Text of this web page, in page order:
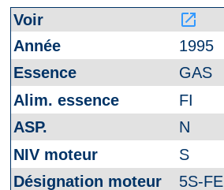
launch
1995
GAS
FI
N
S
5S-FE